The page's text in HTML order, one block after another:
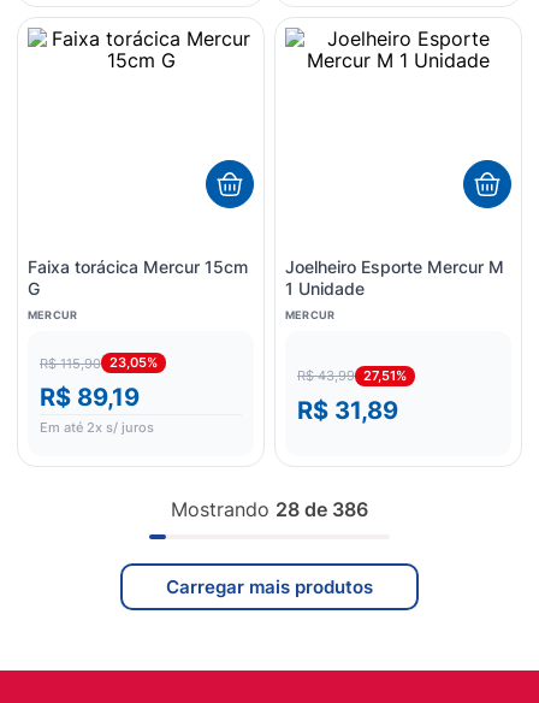
Faixa torácica Mercur 15cm
G
MERCUR
R$ 115,90 23,05%
R$ 89,19
Em até 2x s/ juros
Joelheiro Esporte Mercur M
1 Unidade
MERCUR
R$ 43,99 27,51%
R$ 31,89
Mostrando 28 de 386